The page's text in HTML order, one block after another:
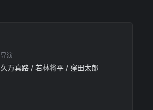
导演
久万真路 / 若林将平 / 窪田太郎